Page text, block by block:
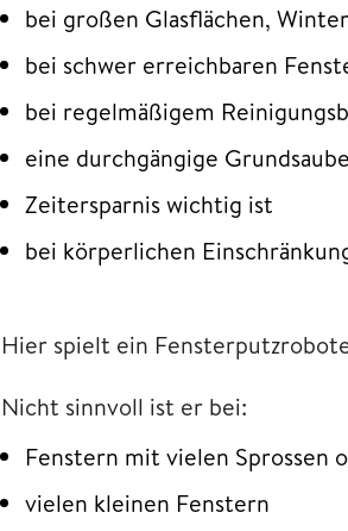
bei großen Glasflächen,
bei schwer erreichbaren
bei regelmäßigem
eine durchgängige
Zeitersparnis wichtig ist
bei körperlichen
Hier spielt ein
Nicht sinnvoll ist er bei:
Fenstern mit vielen Sprossen
vielen kleinen Fenstern